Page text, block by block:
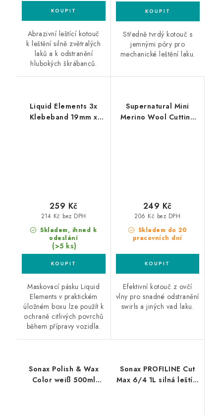
Abrazivní leštící kotouč
k leštění silně zvětralých
laků a k odstranění
hlubokých škrábanců.
Středně tvrdý kotouč s
jemnými póry pro
mechanické leštění laku.
Liquid Elements 3x
Klebeband 19mm x
Skladem, ihned k
odeslání
(>5 ks)
214 Kč bez DPH
259 Kč
Maskovací pásku Liquid
Elements v praktickém
úložném boxu lze použít k
ochraně citlivých povrchů
během přípravy vozidla.
Supernatural Mini
Merino Wool Cutting
Skladem do 20
pracovních dní
206 Kč bez DPH
249 Kč
Efektivní kotouč z ovčí
vlny pro snadné odstranění
swirls a jiných vad laku.
Sonax Polish & Wax
Color weiß 500ml
Sonax PROFILINE Cut
Max 6/4 1L silná leštící